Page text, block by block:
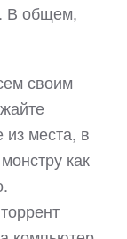
В общем,
своим
места, в
как